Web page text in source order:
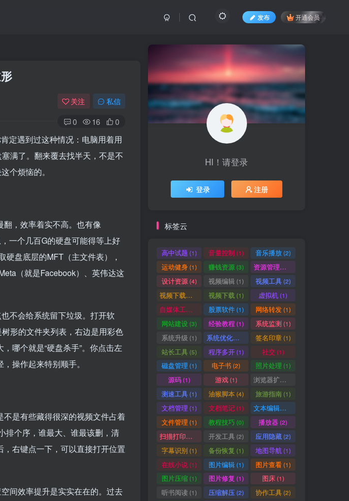
发布 开通会员
关注 私信
0 16 0
定遇到过这种情况：电脑用着用
满了。翻来覆去找半天，不是不
个烦恼的。
，效率着实不高。也有像
一个几百G的硬盘可能得等上好
硬盘底层的MFT（主文件表），
（就是Facebook）、英伟达这
不会给系统留下垃圾。打开软
形的文件夹列表，右边是用彩色
哪个就是“硬盘杀手”。你点击左
操作起来特别顺手。
是有些藏得很深的视频文件占着
排个序，谁最大、谁最该删，清
右键点一下，可以直接打开位置
间效率提升是实实在在的。过去
HI！请登录
登录 注册
标签云
高中试题 (1) 音量控制 (1) 音乐播放(2)
运动健身(1) 赚钱资源(3) 资源管理器
设计资源(4) 视频编辑(1) 视频工具(2)
视频下载工具 视频下载 (1) 虚拟机(1)
自媒体工具 股票软件(1) 网络转发(1)
网站建设(3) 经验教程 (1) 系统监测 (1)
系统升级 (1) 系统优化清理 签名印章(1)
站长工具(5) 程序多开(1) 社交(1)
磁盘管理 (1) 电子书 (2) 照片处理 (1)
源码(1) 游戏(1) 浏览器扩展
测速工具(1) 油猴脚本(4) 旅游指南(1)
文档管理 (1) 文档笔记(1) 文本编辑器
文件管理 (1) 教程技巧(0) 播放器(2)
扫描打印软件 开发工具(2) 应用隐藏(2)
字幕识别 (1) 备份恢复 (1) 地图导航 (1)
在线小说(1) 图片编辑(1) 图片查看(1)
图片压缩(1) 图片修复 (1) 图床(1)
听书阅读(1) 压缩解压(2) 协作工具(2)